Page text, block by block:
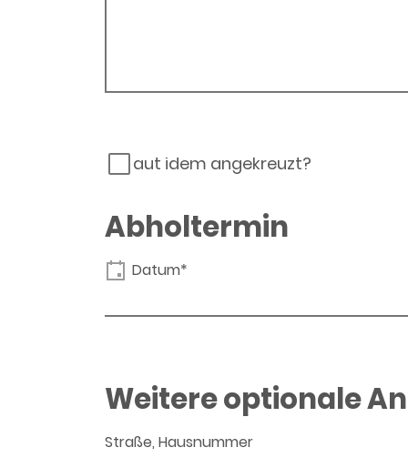
aut idem angekreuzt?
Abholtermin
Datum*
Weitere optionale
Straße, Hausnummer